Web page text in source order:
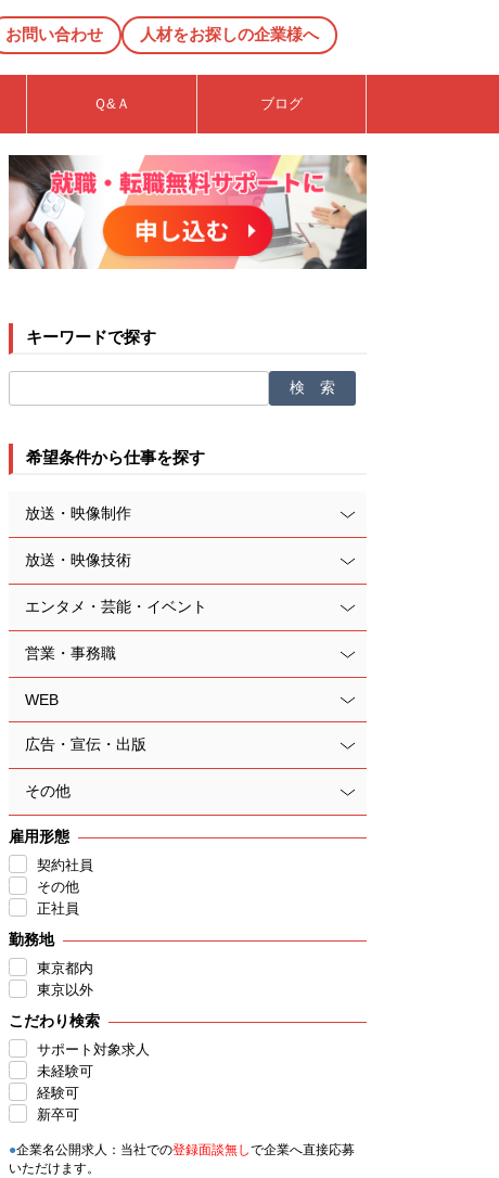
お問い合わせ 人材をお探しの企業様へ
Ｑ&Ａ ブログ
キーワードで探す
希望条件から仕事を探す
放送・映像制作
放送・映像技術
エンタメ・芸能・イベント
営業・事務職
WEB
広告・宣伝・出版
その他
雇用形態
契約社員
その他
正社員
勤務地
東京都内
東京以外
こだわり検索
サポート対象求人
未経験可
経験可
新卒可
●企業名公開求人：当社での登録面談無しで企業へ直接応募
いただけます。